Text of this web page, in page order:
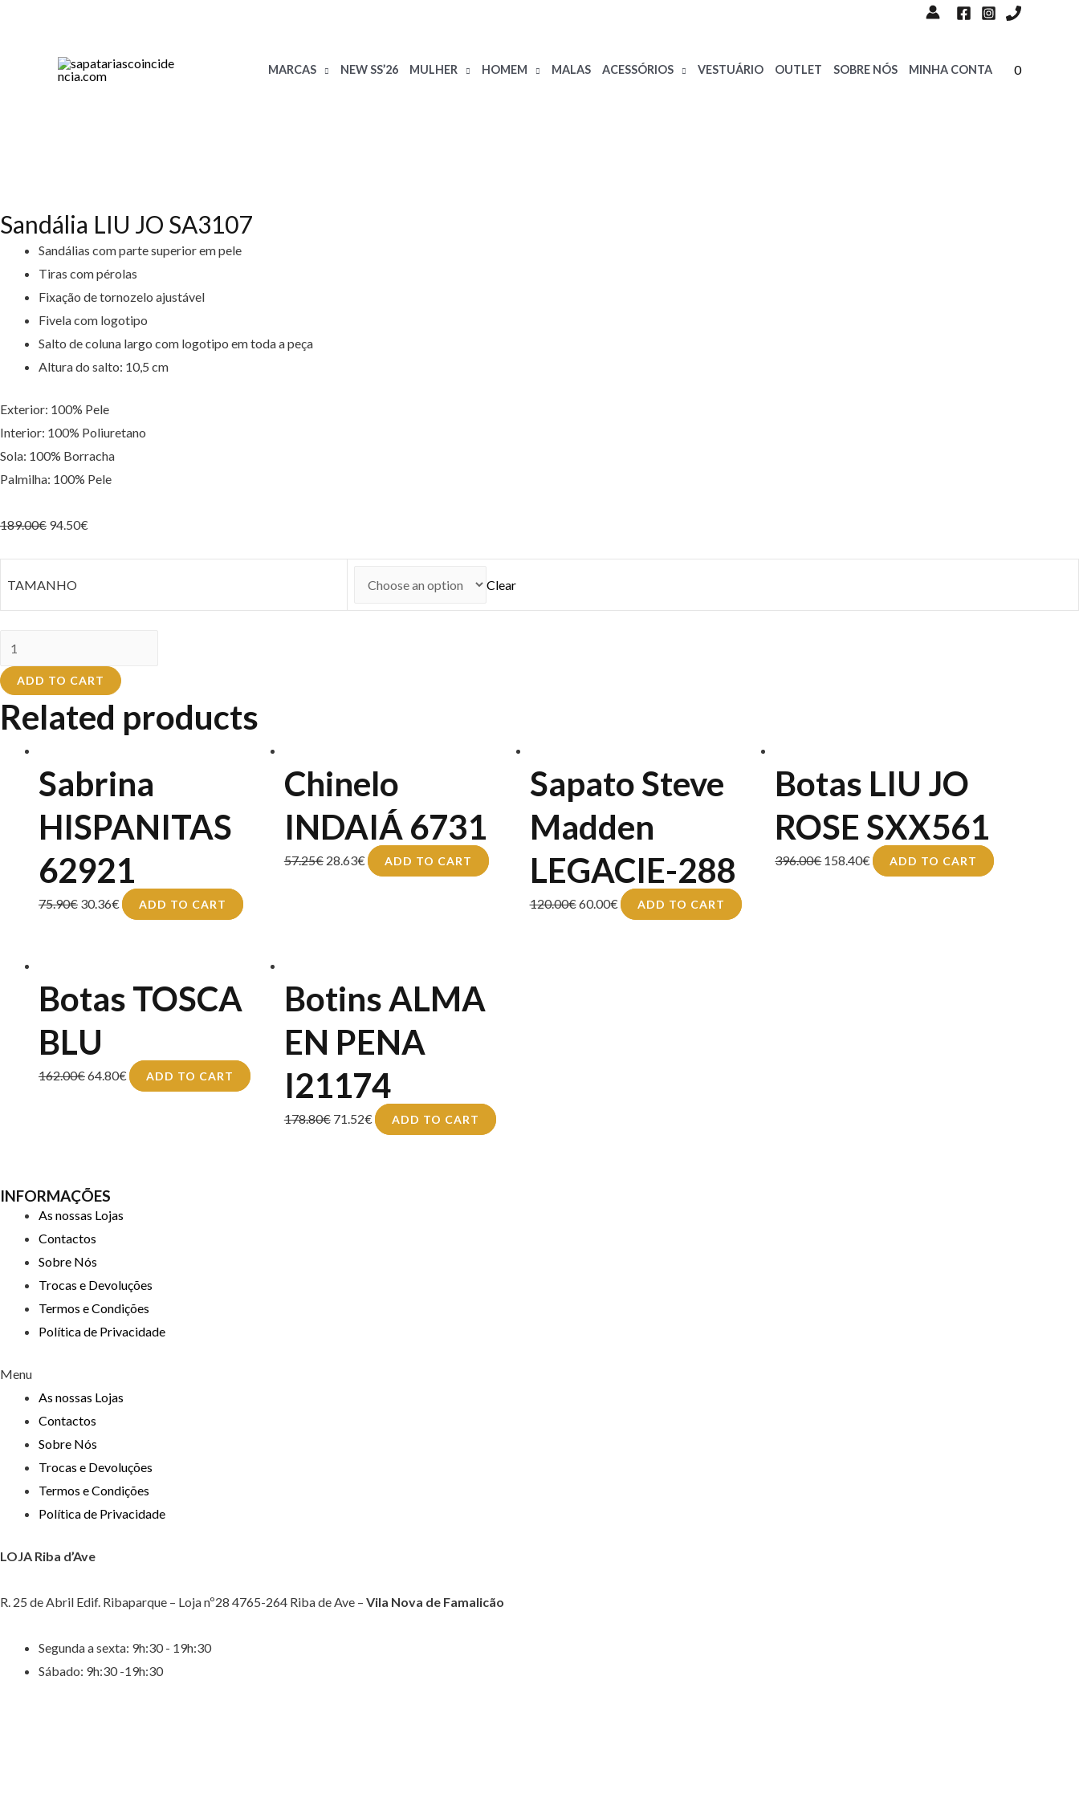
MARCAS NEW SS’26 MULHER HOMEM MALAS ACESSÓRIOS VESTUÁRIO OUTLET SOBRE NÓS MINHA CONTA 0
Sandália LIU JO SA3107
Sandálias com parte superior em pele
Tiras com pérolas
Fixação de tornozelo ajustável
Fivela com logotipo
Salto de coluna largo com logotipo em toda a peça
Altura do salto: 10,5 cm
Exterior: 100% Pele
Interior: 100% Poliuretano
Sola: 100% Borracha
Palmilha: 100% Pele
189.00€ 94.50€
TAMANHO Clear
Sandália
LIU
JO
SA3107
quantity
ADD TO CART
Related products
Sabrina
HISPANITAS
62921
75.90€ 30.36€ ADD TO CART
Chinelo
INDAIÁ 6731
57.25€ 28.63€ ADD TO CART
Sapato Steve
Madden
LEGACIE-288
120.00€60.00€ ADD TO CART
Botas LIU JO
ROSE SXX561
396.00€158.40€ ADD TO CART
Botas TOSCA
BLU
162.00€64.80€ ADD TO CART
Botins ALMA
EN PENA
I21174
178.80€ 71.52€ ADD TO CART
INFORMAÇÕES
As nossas Lojas
Contactos
Sobre Nós
Trocas e Devoluções
Termos e Condições
Política de Privacidade
Menu
As nossas Lojas
Contactos
Sobre Nós
Trocas e Devoluções
Termos e Condições
Política de Privacidade
LOJA Riba d’Ave
R. 25 de Abril Edif. Ribaparque – Loja nº28 4765-264 Riba de Ave – Vila Nova de Famalicão
Segunda a sexta: 9h:30 - 19h:30
Sábado: 9h:30 -19h:30